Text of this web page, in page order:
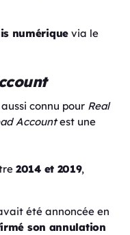
numériquevia le
connu pour Real
Accountest une
2014 et 2019,
été annoncée en
son annulation